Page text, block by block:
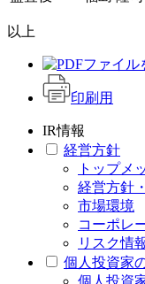
以上
印刷用
IR情報
経営方針
トップメ
経営方針
市場環境
コーポレ
リスク情
個人投資家
個人投資